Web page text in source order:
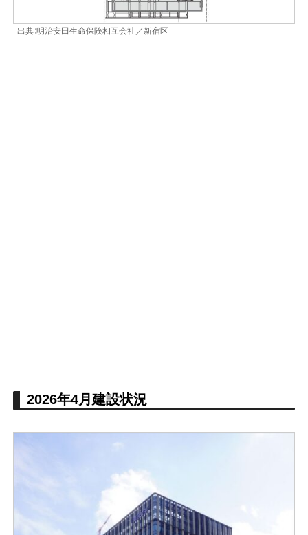
出典∶明治安田生命保険相互会社／新宿区
2026年4月建設状況